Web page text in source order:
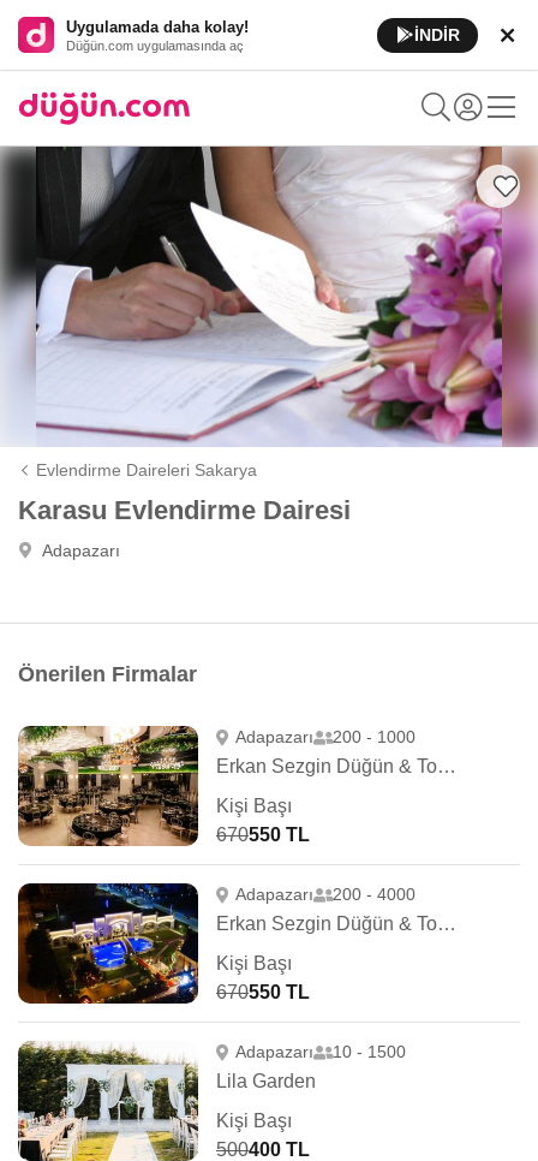
Uygulamada daha kolay!
Düğün.com uygulamasında aç
İNDİR
Evlendirme Daireleri Sakarya
Karasu Evlendirme Dairesi
Adapazarı
Önerilen Firmalar
Adapazarı 200 - 1000
Erkan Sezgin Düğün & Toplantı
Kişi Başı
670550 TL
Adapazarı 200 - 4000
Erkan Sezgin Düğün & Toplantı
Kişi Başı
670550 TL
Adapazarı 10 - 1500
Lila Garden
Kişi Başı
500400 TL